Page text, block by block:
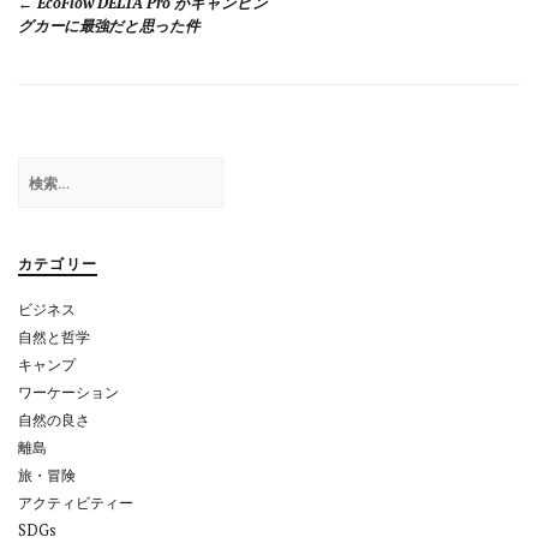
稿
ー
ョ
ン
グカーに最強だと思った件
索:
カテゴリー
ビジネス
自然と哲学
キャンプ
ワーケーション
自然の良さ
離島
旅・冒険
アクティビティー
SDGs